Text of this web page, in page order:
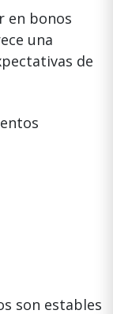
en bonos
una
de
son estables